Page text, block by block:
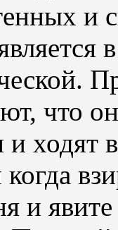
и
в
что
и ходят
и